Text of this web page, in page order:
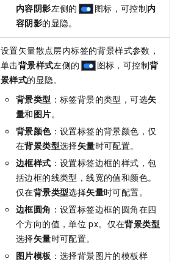
内容阴影左侧的 图标，可控制内
容阴影的显隐。
设置矢量散点层内标签的背景样式参数，
单击背景样式左侧的 图标，可控制背
景样式的显隐。
背景类型 ：标签背景的类型，可选矢
量和图片。
背景颜色：设置标签的背景颜色，仅
在背景类型选择矢量时可配置。
边框样式 ：设置标签边框的样式，包
括边框的线类型，线宽的值和颜色。
仅在背景类型选择矢量时可配置。
边框圆角 ：设置标签边框的圆角在四
个方向的值，单位 px。仅在背景类型
选择矢量时可配置。
图片模板 ：选择背景图片的模板样